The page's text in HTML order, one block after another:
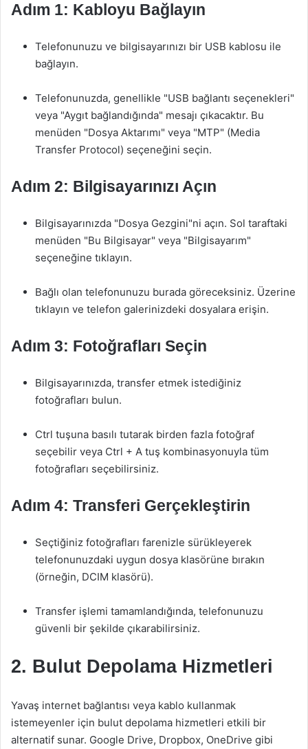
Adım 1: Kabloyu Bağlayın
Telefonunuzu ve bilgisayarınızı bir USB kablosu ile
bağlayın.
Telefonunuzda, genellikle "USB bağlantı seçenekleri"
veya "Aygıt bağlandığında" mesajı çıkacaktır. Bu
menüden "Dosya Aktarımı" veya "MTP" (Media
Transfer Protocol) seçeneğini seçin.
Adım 2: Bilgisayarınızı Açın
Bilgisayarınızda "Dosya Gezgini"ni açın. Sol taraftaki
menüden "Bu Bilgisayar" veya "Bilgisayarım"
seçeneğine tıklayın.
Bağlı olan telefonunuzu burada göreceksiniz. Üzerine
tıklayın ve telefon galerinizdeki dosyalara erişin.
Adım 3: Fotoğrafları Seçin
Bilgisayarınızda, transfer etmek istediğiniz
fotoğrafları bulun.
Ctrl tuşuna basılı tutarak birden fazla fotoğraf
seçebilir veya Ctrl + A tuş kombinasyonuyla tüm
fotoğrafları seçebilirsiniz.
Adım 4: Transferi Gerçekleştirin
Seçtiğiniz fotoğrafları farenizle sürükleyerek
telefonunuzdaki uygun dosya klasörüne bırakın
(örneğin, DCIM klasörü).
Transfer işlemi tamamlandığında, telefonunuzu
güvenli bir şekilde çıkarabilirsiniz.
2. Bulut Depolama Hizmetleri
Yavaş internet bağlantısı veya kablo kullanmak
istemeyenler için bulut depolama hizmetleri etkili bir
alternatif sunar. Google Drive, Dropbox, OneDrive gibi